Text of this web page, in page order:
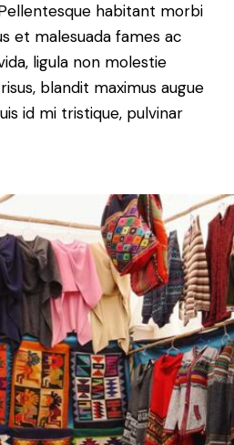
habitant morbi
et malesuada fames ac
ligula non molestie
blandit maximus augue
id mi tristique, pulvinar